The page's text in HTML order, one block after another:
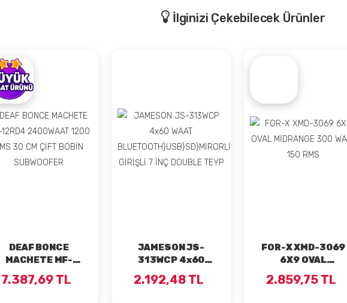
İlginizi Çekebilecek Ürünler
DEAF BONCE
MACHETE MF-
12RD4 2400WAAT
1200 RMS 30 CM
7.387,69 TL
JAMESON JS-
313WCP 4x60
WAAT
BLUETOOTH}USB}SD}MİRORLİNK}AUX
2.192,48 TL
FOR-X XMD-3069
6X9 OVAL
MİDRANGE 300
WAAT 150 RMS
2.859,75 TL